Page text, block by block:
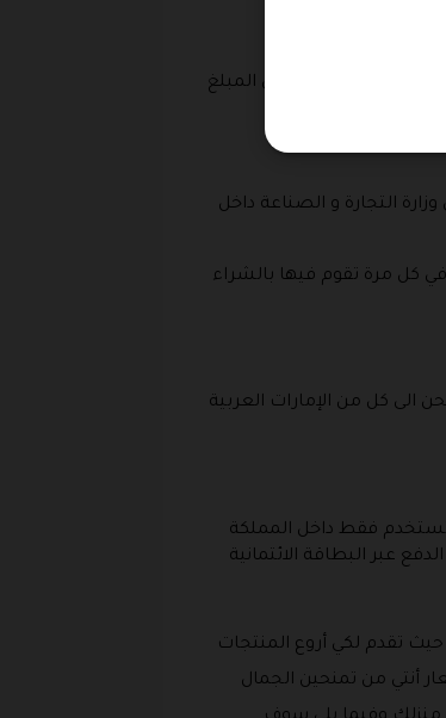
قمت بطلبها توافق المبلغ
ان المتجر موثق لدى وزارة التجارة و الصناعة داخل
كل مرة تقوم فيها بالشراء
بينما الشحن الى كل من الإمارات العربية
تستخدم فقط داخل المملكة
عبر البطاقة الائتمانية
تقدم لكي أروع المنتجات
أنتي من تمنحين الجمال